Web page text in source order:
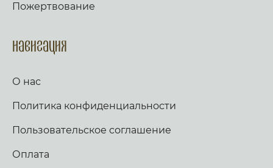
Пожертвование
Навигация
О нас
Политика конфиденциальности
Пользовательское соглашение
Оплата